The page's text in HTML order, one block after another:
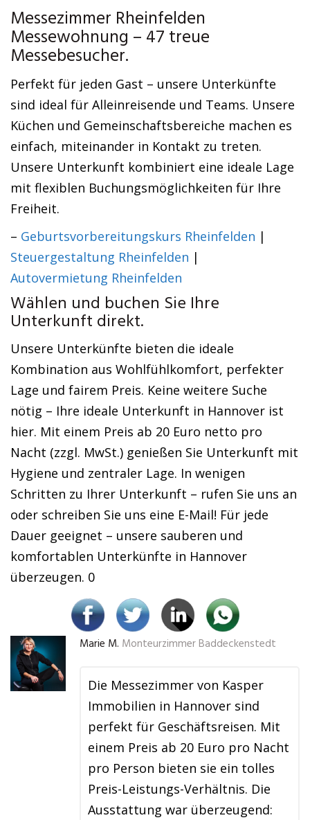
Messezimmer Rheinfelden
Messewohnung – 47 treue
Messebesucher.
Perfekt für jeden Gast – unsere Unterkünfte
sind ideal für Alleinreisende und Teams. Unsere
Küchen und Gemeinschaftsbereiche machen es
einfach, miteinander in Kontakt zu treten.
Unsere Unterkunft kombiniert eine ideale Lage
mit flexiblen Buchungsmöglichkeiten für Ihre
Freiheit.
– Geburtsvorbereitungskurs Rheinfelden |
Steuergestaltung Rheinfelden |
Autovermietung Rheinfelden
Wählen und buchen Sie Ihre
Unterkunft direkt.
Unsere Unterkünfte bieten die ideale
Kombination aus Wohlfühlkomfort, perfekter
Lage und fairem Preis. Keine weitere Suche
nötig – Ihre ideale Unterkunft in Hannover ist
hier. Mit einem Preis ab 20 Euro netto pro
Nacht (zzgl. MwSt.) genießen Sie Unterkunft mit
Hygiene und zentraler Lage. In wenigen
Schritten zu Ihrer Unterkunft – rufen Sie uns an
oder schreiben Sie uns eine E-Mail! Für jede
Dauer geeignet – unsere sauberen und
komfortablen Unterkünfte in Hannover
überzeugen. 0
Marie M. Monteurzimmer Baddeckenstedt
Die Messezimmer von Kasper
Immobilien in Hannover sind
perfekt für Geschäftsreisen. Mit
einem Preis ab 20 Euro pro Nacht
pro Person bieten sie ein tolles
Preis-Leistungs-Verhältnis. Die
Ausstattung war überzeugend: